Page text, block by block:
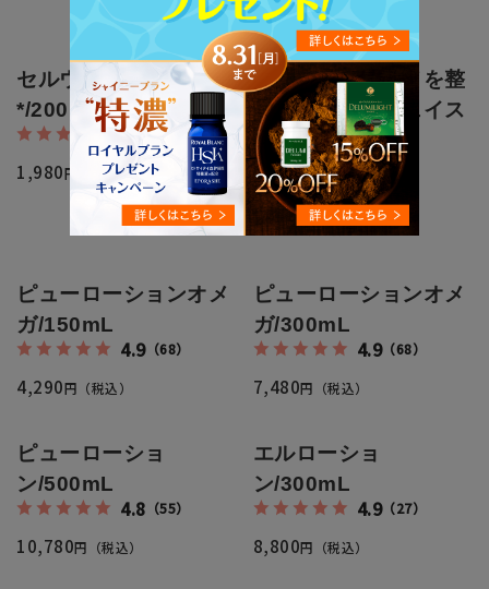
4,730
円（税込）
セルウォーター
*/200mL
4.6（34）
1,980円（税込）
ハリ・ツヤ・キメを整
えるプラチナフェイス
マスク
5.0（9）
CICAエキス配合
495 円（税込）
ピューローションオメ
ガ/150mL
4.9（68）
4,290円（税込）
ピューローションオメ
ガ/300mL
4.9（68）
7,480円（税込）
ピューローショ
ン/500mL
4.8 （55）
10,780円（税込）
エルローショ
ン/300mL
4.9（27）
8,800円（税込）